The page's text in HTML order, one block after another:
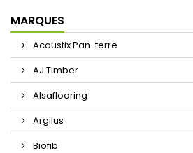
MARQUES
Acoustix Pan-terre
AJ Timber
Alsaflooring
Argilus
Biofib